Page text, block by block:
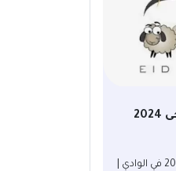
موعد صلاة عيد الأضحى 2024
موعد صلاة عيد الأضحى 2024 في الوادي |